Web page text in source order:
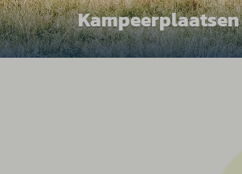
Kampeerplaatsen